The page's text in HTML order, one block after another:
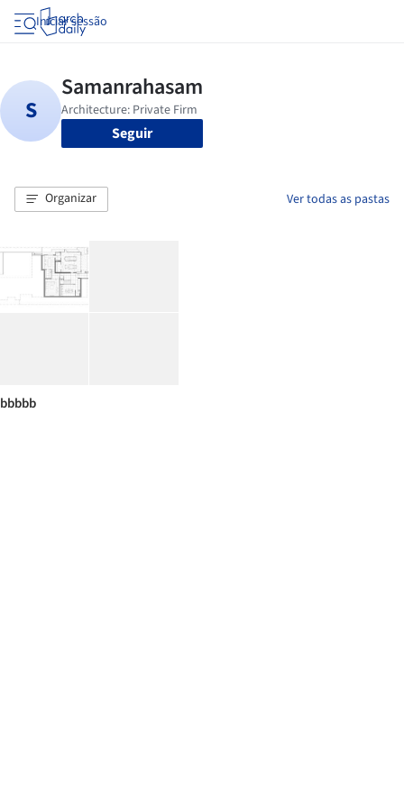
Iniciar sessão
Seguir
Organizar Ver todas as pastas
bbbbb